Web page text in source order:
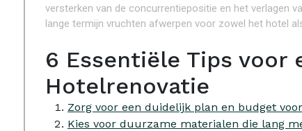
versterken van de concurrentiepositie en het verlagen
lange termijn vruchten afwerpen voor zowel het hotel
6 Essentiële Tips voor
Hotelrenovatie
Zorg voor een duidelijk plan en budget
Kies voor duurzame materialen die lang